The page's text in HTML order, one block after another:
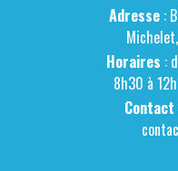
Adresse :
Horaires :
8h30 à
Contact